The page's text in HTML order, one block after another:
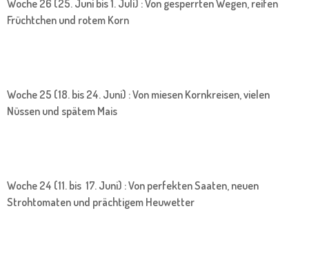
Woche 26 (25. Juni bis 1. Juli) : Von gesperrten Wegen, reifen
Früchtchen und rotem Korn
Woche 25 (18. bis 24. Juni) : Von miesen Kornkreisen, vielen
Nüssen und spätem Mais
Woche 24 (11. bis 17. Juni) : Von perfekten Saaten, neuen
Strohtomaten und prächtigem Heuwetter